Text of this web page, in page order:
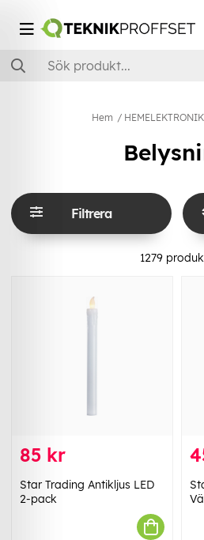
Hem HEMELEKTRONIK
Filtrera
1279
85 kr
Star Trading Antikljus LED
2-pack